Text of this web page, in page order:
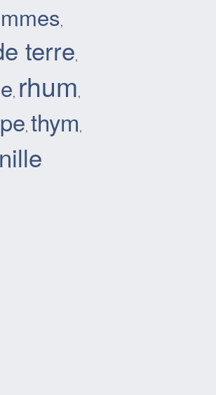
,
terre,
, rhum,
, thym,